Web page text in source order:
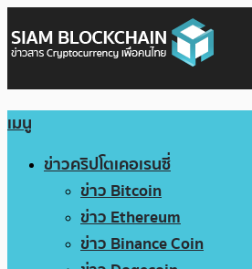
เมนู
ข่าวคริปโตเคอเรนซี่
ข่าว Bitcoin
ข่าว Ethereum
ข่าว Binance Coin